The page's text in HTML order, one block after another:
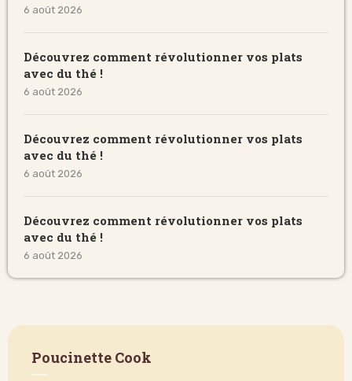
6 août 2026
Découvrez comment révolutionner vos plats
avec du thé !
6 août 2026
Découvrez comment révolutionner vos plats
avec du thé !
6 août 2026
Découvrez comment révolutionner vos plats
avec du thé !
6 août 2026
Poucinette Cook